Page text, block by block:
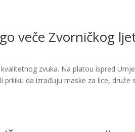
veče Zvorničkog
zvuka. Na platou ispred
da izrađuju maske za lice, druže